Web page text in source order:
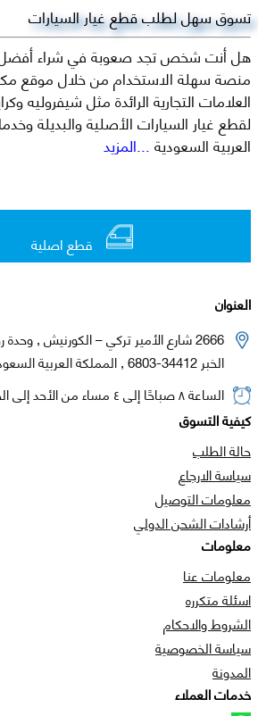
تسوق سهل لطلب قطع غيار السيارات
هل أنت شخص تجد صعوبة في شراء أفضل
منصة سهلة الاستخدام من خلال موقع
العربية السعودية...المزيد
قطع اصلية
العنوان
2666 شارع الأمير تركي – الكورنيش , وحدة رقم 102
الخبر 34412-6803 , المملكة العربية السعودية
الساعة ٨ صباحًا إلى ٤ مساء من الأحد إلى الخميس
كيفية التسوق
حالة الطلب
سياسة الارجاع
معلومات التوصيل
أرشادات الشحن الدولي
معلومات
معلومات عنا
اسئلة متكرره
الشروط والاحكام
سياسة الخصوصية
المدونة
خدمات العملاء